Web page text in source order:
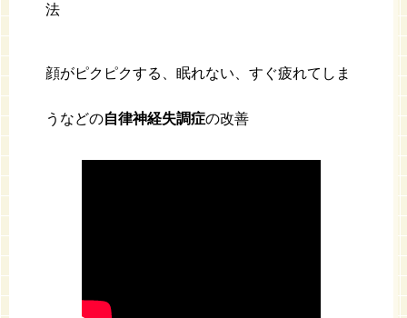
法
顔がピクピクする、眠れない、すぐ疲れてしま
うなどの自律神経失調症の改善